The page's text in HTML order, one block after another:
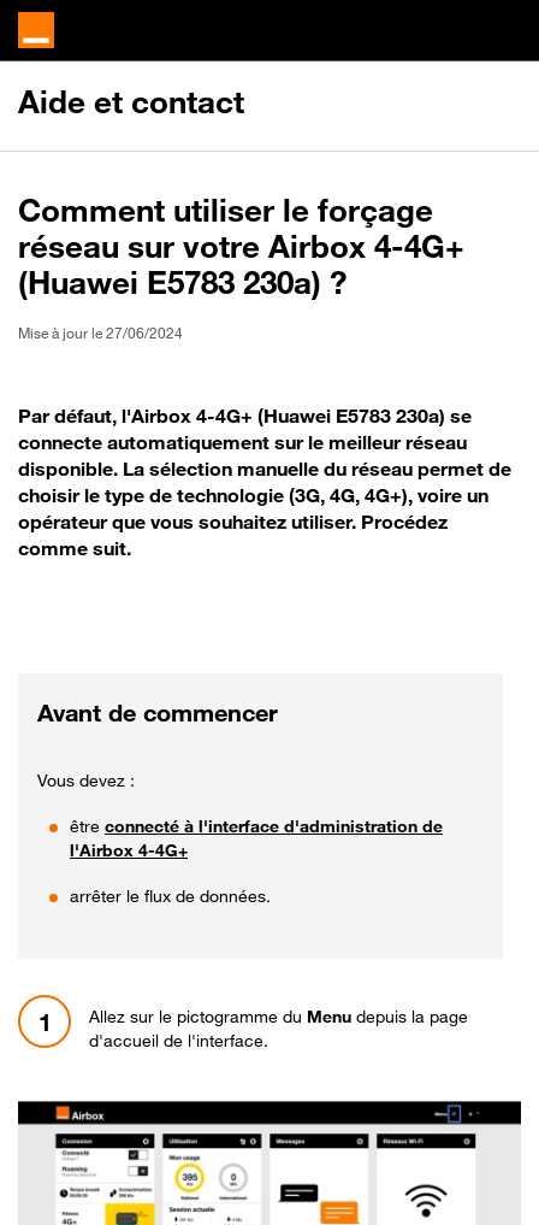
Aide et contact
Comment utiliser le forçage
réseau sur votre Airbox 4-4G+
(Huawei E5783 230a) ?
Mise à jour le 27/06/2024
Par défaut, l'Airbox 4-4G+ (Huawei E5783 230a) se
connecte automatiquement sur le meilleur réseau
disponible. La sélection manuelle du réseau permet de
choisir le type de technologie (3G, 4G, 4G+), voire un
opérateur que vous souhaitez utiliser. Procédez
comme suit.
Avant de commencer
Vous devez :
être connecté à l'interface d'administration de
l'Airbox 4-4G+
arrêter le flux de données.
1 Allez sur le pictogramme du Menu depuis la page
d'accueil de l'interface.